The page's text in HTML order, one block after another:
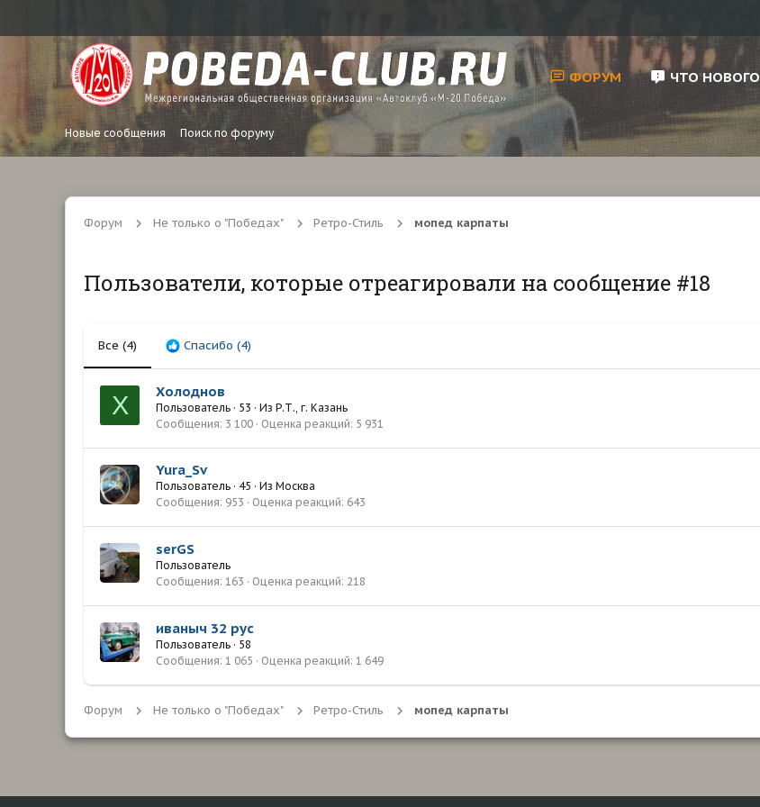
ФОРУМ ЧТО НОВОГО
Новые сообщения Поиск по форуму
Форум Не только о "Победах" Ретро-Стиль мопед карпаты
Пользователи, которые отреагировали на сообщение #18
Все (4) Спасибо (4)
Х Холоднов
Пользователь · 53 · Из Р.Т., г. Казань
Сообщения 3 100 Оценка реакций 5 931
Yura_Sv
Пользователь · 45 · Из Москва
Сообщения 953 Оценка реакций 643
serGS
Пользователь
Сообщения 163 Оценка реакций 218
иваныч 32 рус
Пользователь · 58
Сообщения 1 065 Оценка реакций 1 649
Форум Не только о "Победах" Ретро-Стиль мопед карпаты